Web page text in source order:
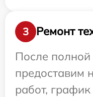
3
Ремонт
После
предоставим
работ,